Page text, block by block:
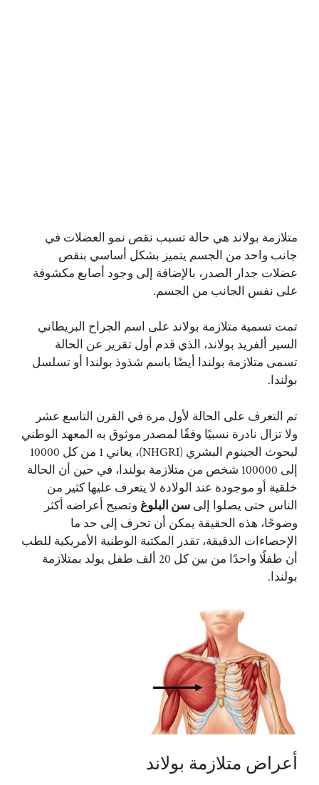
متلازمة بولاند هي حالة تسبب نقص نمو العضلات في
جانب واحد من الجسم يتميز بشكل أساسي بنقص
عضلات جدار الصدر، بالإضافة إلى وجود أصابع مكشوفة
على نفس الجانب من الجسم.
تمت تسمية متلازمة بولاند على اسم الجراح البريطاني
السير ألفريد بولاند، الذي قدم أول تقرير عن الحالة
تسمى متلازمة بولندا أيضًا باسم شذوذ بولندا أو تسلسل
بولندا.
تم التعرف على الحالة لأول مرة في القرن التاسع عشر
ولا تزال نادرة نسبيًا وفقًا لمصدر موثوق به المعهد الوطني
لبحوث الجينوم البشري (NHGRI)، يعاني 1 من كل 10000
إلى 100000 شخص من متلازمة بولندا، في حين أن الحالة
خلقية أو موجودة عند الولادة لا يتعرف عليها كثير من
الناس حتى يصلوا إلى سن البلوغ وتصبح أعراضه أكثر
وضوحًا، هذه الحقيقة يمكن أن تحرف إلى حد ما
الإحصاءات الدقيقة، تقدر المكتبة الوطنية الأمريكية للطب
أن طفلًا واحدًا من بين كل 20 ألف طفل يولد بمتلازمة
بولندا.
أعراض متلازمة بولاند